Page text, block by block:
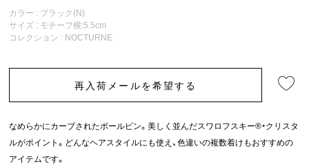
カラー : ブラック(N)
サイズ : モチーフ横:5.5cm
コレクション : NOCTURNE
再入荷メールを希望する
なめらかにカーブされたボールピン。美しく並んだスワロフスキー®・クリスタ
ルがポイント。どんなヘアスタイルにも使え、色違いの複数着けもおすすめの
アイテムです。